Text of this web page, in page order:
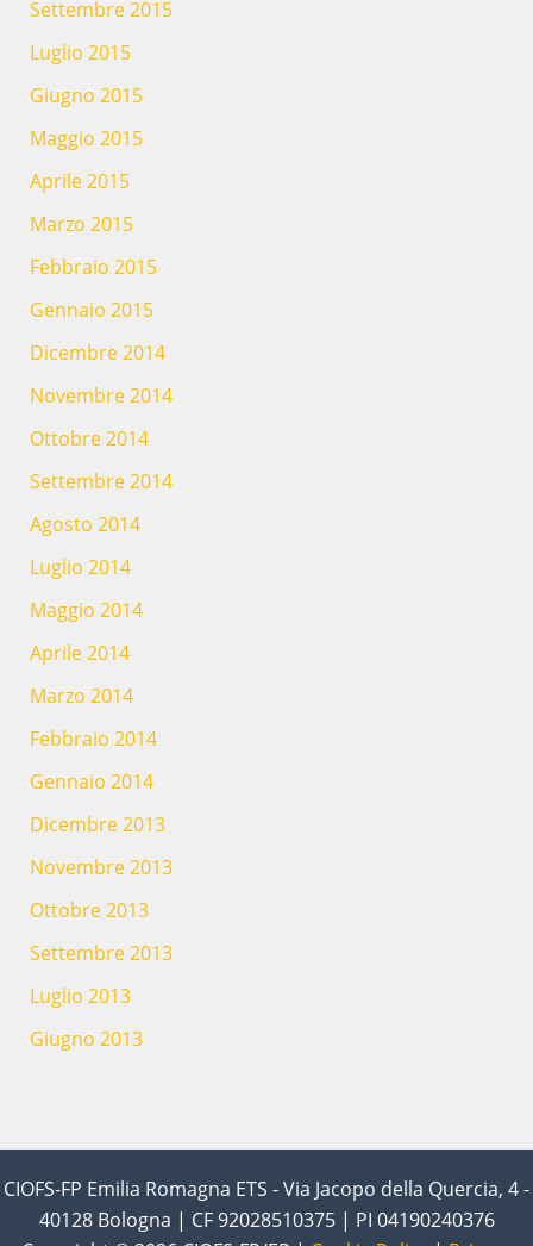
Settembre 2015
Luglio 2015
Giugno 2015
Maggio 2015
Aprile 2015
Marzo 2015
Febbraio 2015
Gennaio 2015
Dicembre 2014
Novembre 2014
Ottobre 2014
Settembre 2014
Agosto 2014
Luglio 2014
Maggio 2014
Aprile 2014
Marzo 2014
Febbraio 2014
Gennaio 2014
Dicembre 2013
Novembre 2013
Ottobre 2013
Settembre 2013
Luglio 2013
Giugno 2013
CIOFS-FP Emilia Romagna ETS - Via Jacopo della Quercia, 4 -
40128 Bologna | CF 92028510375 | PI 04190240376